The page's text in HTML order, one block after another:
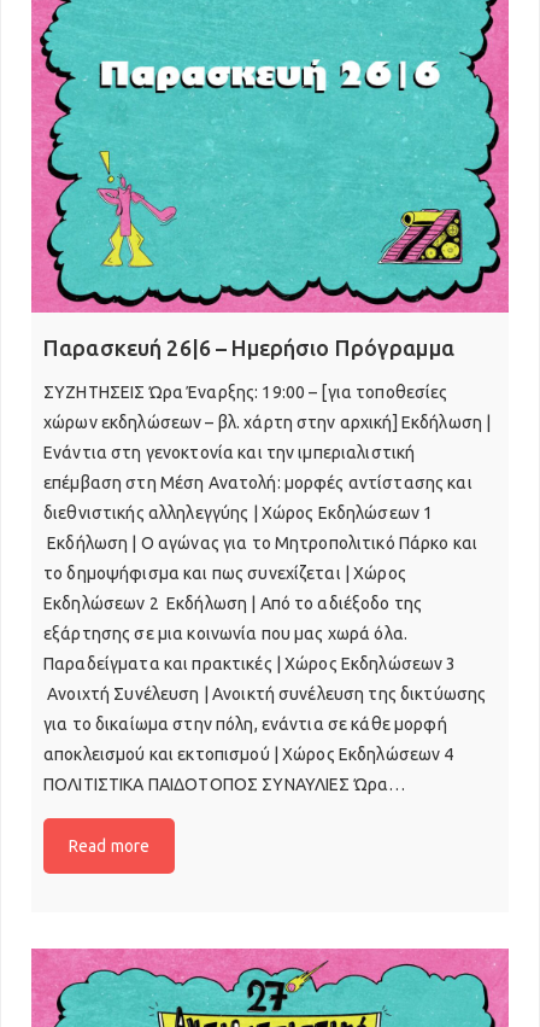
Παρασκευή 26|6 – Ημερήσιο Πρόγραμμα
ΣΥZΗΤΗΣΕΙΣ Ώρα Έναρξης: 19:00 – [για τοποθεσίες
χώρων εκδηλώσεων – βλ. χάρτη στην αρχική] Εκδήλωση |
Ενάντια στη γενοκτονία και την ιμπεριαλιστική
επέμβαση στη Μέση Ανατολή: μορφές αντίστασης και
διεθνιστικής αλληλεγγύης | Χώρος Εκδηλώσεων 1
Εκδήλωση | Ο αγώνας για το Μητροπολιτικό Πάρκο και
το δημοψήφισμα και πως συνεχίζεται | Χώρος
Εκδηλώσεων 2 Εκδήλωση | Από το αδιέξοδο της
εξάρτησης σε μια κοινωνία που μας χωρά όλα.
Παραδείγματα και πρακτικές | Χώρος Εκδηλώσεων 3
Ανοιχτή Συνέλευση | Ανοικτή συνέλευση της δικτύωσης
για το δικαίωμα στην πόλη, ενάντια σε κάθε μορφή
αποκλεισμού και εκτοπισμού | Χώρος Εκδηλώσεων 4
ΠΟΛΙΤΙΣΤΙΚΑ ΠΑΙΔΟΤΟΠΟΣ ΣΥΝΑΥΛΙΕΣ Ώρα…
Read more